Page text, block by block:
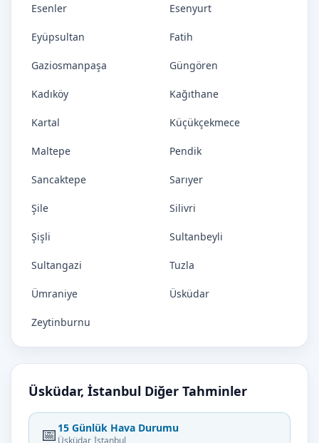
Esenler Esenyurt
Eyüpsultan Fatih
Gaziosmanpaşa Güngören
Kadıköy Kağıthane
Kartal Küçükçekmece
Maltepe Pendik
Sancaktepe Sarıyer
Şile Silivri
Şişli Sultanbeyli
Sultangazi Tuzla
Ümraniye Üsküdar
Zeytinburnu
Üsküdar, İstanbul Diğer Tahminler
📅 15 Günlük Hava Durumu
Üsküdar, İstanbul